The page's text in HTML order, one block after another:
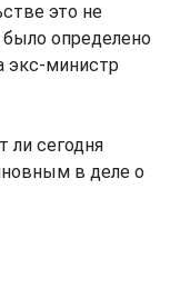
это не
определено
экс-министр
ли сегодня
в деле о